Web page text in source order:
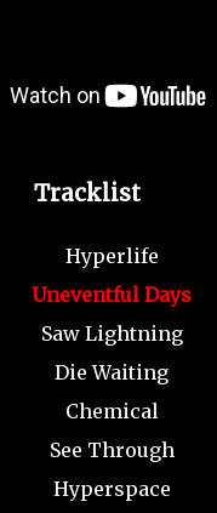
Tracklist
Hyperlife
Uneventful Days
Saw Lightning
Die Waiting
Chemical
See Through
Hyperspace